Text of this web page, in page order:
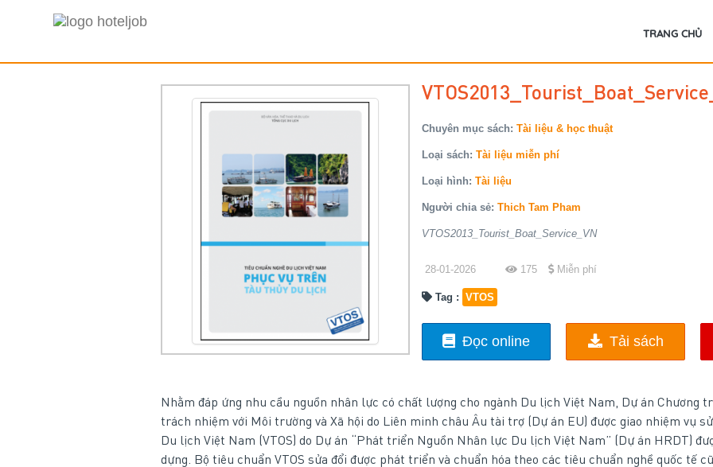
TRANG CHỦ
Chuyên mục sách: Tài liệu & học thuật
Loại sách: Tài liệu miễn phí
Loại hình: Tài liệu
Người chia sẻ: Thich Tam Pham
VTOS2013_Tourist_Boat_Service_VN
28-01-2026 175 Miễn phí
Tag : VTOS
Đọc online Tải sách
Nhằm đáp ứng nhu cầu nguồn nhân lực có chất lượng cho ngành Du lịch Việt Nam, Dự án
trách nhiệm với Môi trường và Xã hội do Liên minh châu Âu tài trợ (Dự án EU) được giao nhiệm vụ
Du lịch Việt Nam (VTOS) do Dự án “Phát triển Nguồn Nhân lực Du lịch Việt Nam” (Dự án HRDT)
dựng. Bộ tiêu chuẩn VTOS sửa đổi được phát triển và chuẩn hóa theo các tiêu chuẩn nghề quốc tế